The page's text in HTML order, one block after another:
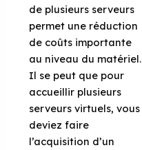
de plusieurs serveurs
permet une réduction
de coûts importante
au niveau du matériel.
Il se peut que pour
accueillir plusieurs
serveurs virtuels, vous
deviez faire
l’acquisition d’un